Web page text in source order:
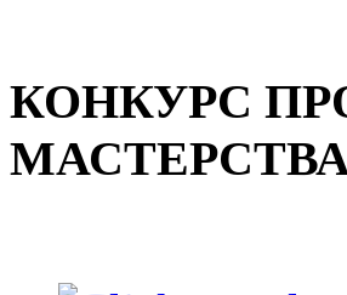
КОНКУРС